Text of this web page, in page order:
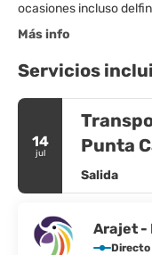
Más info
Servicios
14
jul
Punta
Salida
Arajet -
Directo